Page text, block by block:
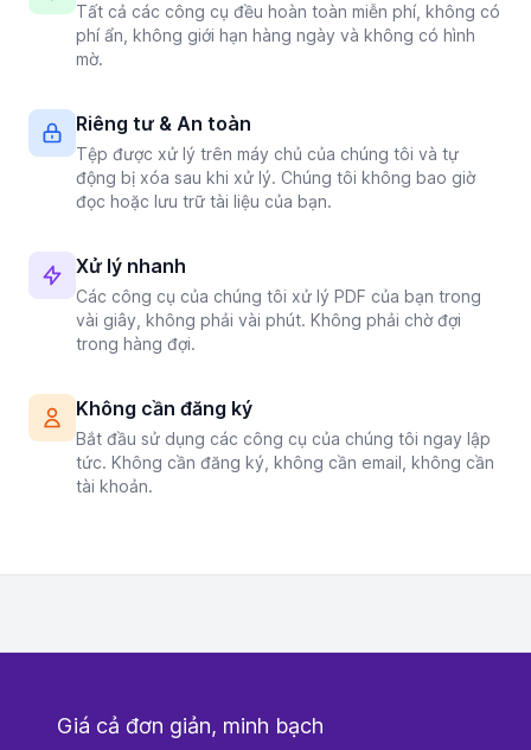
Tất cả các công cụ đều hoàn toàn miễn phí, không có
phí ẩn, không giới hạn hàng ngày và không có hình
mờ.
Riêng tư & An toàn
Tệp được xử lý trên máy chủ của chúng tôi và tự
động bị xóa sau khi xử lý. Chúng tôi không bao giờ
đọc hoặc lưu trữ tài liệu của bạn.
Xử lý nhanh
Các công cụ của chúng tôi xử lý PDF của bạn trong
vài giây, không phải vài phút. Không phải chờ đợi
trong hàng đợi.
Không cần đăng ký
Bắt đầu sử dụng các công cụ của chúng tôi ngay lập
tức. Không cần đăng ký, không cần email, không cần
tài khoản.
Giá cả đơn giản, minh bạch